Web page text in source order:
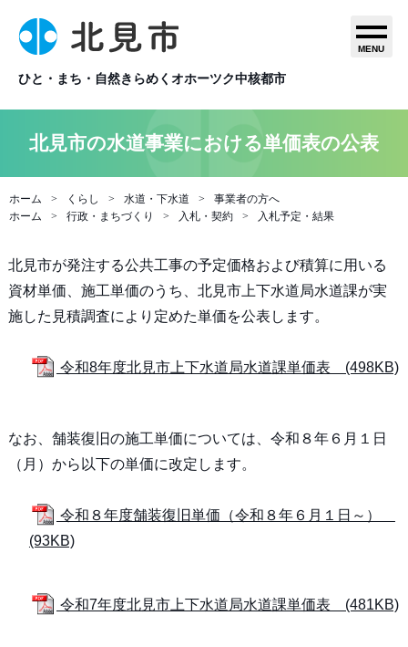
ひと・まち・自然きらめくオホーツク中核都市
MENU
北見市の水道事業における単価表の公表
ホーム くらし 水道・下水道
事業者の方へ
ホーム
行政・まちづくり 入札・契約 入札予定・結果
北見市が発注する公共工事の予定価格および積算に用いる
資材単価、施工単価のうち、北見市上下水道局水道課が実
施した見積調査により定めた単価を公表します。
令和8年度北見市上下水道局水道課単価表 (498KB)
なお、舗装復旧の施工単価については、令和８年６月１日
（月）から以下の単価に改定します。
令和８年度舗装復旧単価（令和８年６月１日～）
(93KB)
令和7年度北見市上下水道局水道課単価表 (481KB)